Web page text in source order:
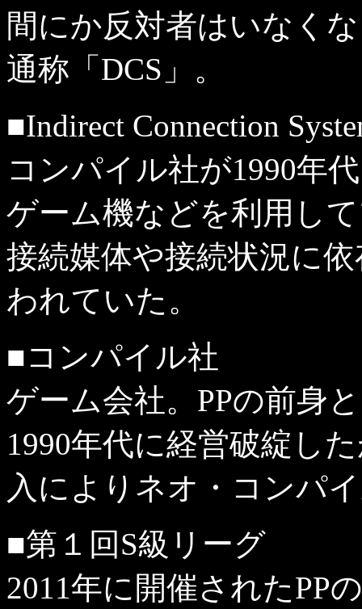
間にか反対者はいなく
通称「DCS」。
■Indirect Connection
コンパイル社が1990年
ゲーム機などを利用し
接続媒体や接続状況に
われていた。
■コンパイル社
ゲーム会社。PPの前身
1990年代に経営破綻し
入によりネオ・コンパ
■第１回S級リーグ
2011年に開催されたPP